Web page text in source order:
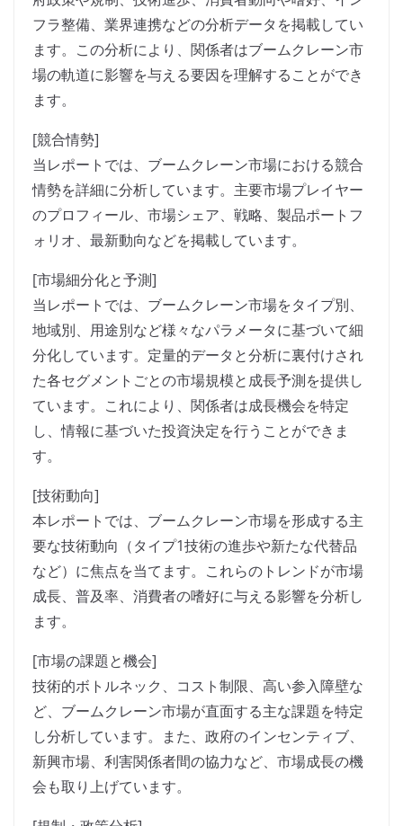
フラ整備、業界連携などの分析データを掲載してい
ます。この分析により、関係者はブームクレーン市
場の軌道に影響を与える要因を理解することができ
ます。
[競合情勢]
当レポートでは、ブームクレーン市場における競合
情勢を詳細に分析しています。主要市場プレイヤー
のプロフィール、市場シェア、戦略、製品ポートフ
ォリオ、最新動向などを掲載しています。
[市場細分化と予測]
当レポートでは、ブームクレーン市場をタイプ別、
地域別、用途別など様々なパラメータに基づいて細
分化しています。定量的データと分析に裏付けされ
た各セグメントごとの市場規模と成長予測を提供し
ています。これにより、関係者は成長機会を特定
し、情報に基づいた投資決定を行うことができま
す。
[技術動向]
本レポートでは、ブームクレーン市場を形成する主
要な技術動向（タイプ1技術の進歩や新たな代替品
など）に焦点を当てます。これらのトレンドが市場
成長、普及率、消費者の嗜好に与える影響を分析し
ます。
[市場の課題と機会]
技術的ボトルネック、コスト制限、高い参入障壁な
ど、ブームクレーン市場が直面する主な課題を特定
し分析しています。また、政府のインセンティブ、
新興市場、利害関係者間の協力など、市場成長の機
会も取り上げています。